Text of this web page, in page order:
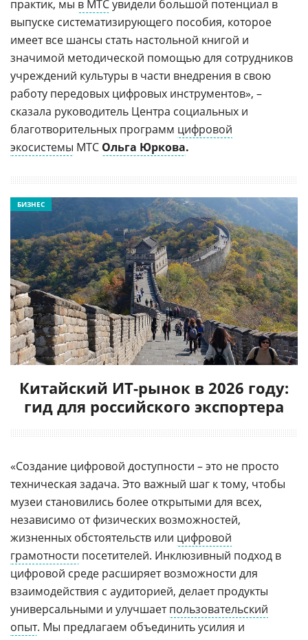
практик, мы в МТСувидели большой потенциал в
выпуске систематизирующего пособия, которое
имеет все шансы стать настольной книгой и
значимой методической помощью для сотрудников
учреждений культуры в части внедрения в свою
работу передовых цифровых инструментов», –
сказала руководитель Центра социальных и
благотворительных программ цифровой
экосистемы МТС Ольга Юркова.
Китайский ИТ-рынок в 2026 году:
гид для российского экспортера
БИЗНЕС
«Создание цифровой доступности – это не просто
техническая задача. Это важный шаг к тому, чтобы
музеи становились более открытыми для всех,
независимо от физических возможностей,
жизненных обстоятельств или цифровой
грамотности посетителей. Инклюзивный подход в
цифровой среде расширяет возможности для
взаимодействия с аудиторией, делает продукты
универсальными и улучшаетпользовательский
опыт. Мы предлагаем объединить усилия и